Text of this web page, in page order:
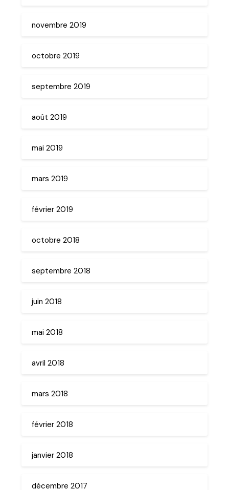
novembre 2019
octobre 2019
septembre 2019
août 2019
mai 2019
mars 2019
février 2019
octobre 2018
septembre 2018
juin 2018
mai 2018
avril 2018
mars 2018
février 2018
janvier 2018
décembre 2017